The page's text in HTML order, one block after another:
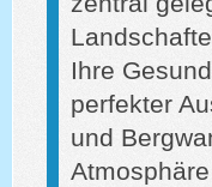
Ihre
perfekter
und